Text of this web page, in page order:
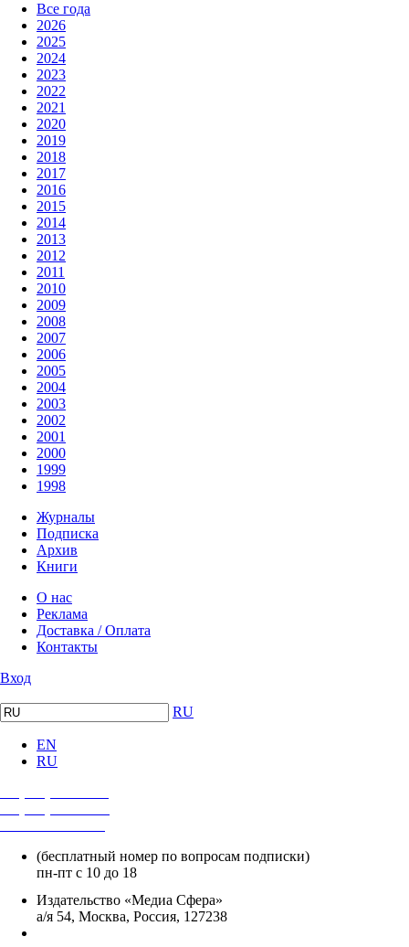
Все года
2026
2025
2024
2023
2022
2021
2020
2019
2018
2017
2016
2015
2014
2013
2012
2011
2010
2009
2008
2007
2006
2005
2004
2003
2002
2001
2000
1999
1998
Журналы
Подписка
Архив
Книги
О нас
Реклама
Доставка / Оплата
Контакты
Вход
RU
EN
RU
(бесплатный номер по вопросам подписки)
пн-пт с 10 до 18
Издательство «Медиа Сфера»
а/я 54, Москва, Россия, 127238